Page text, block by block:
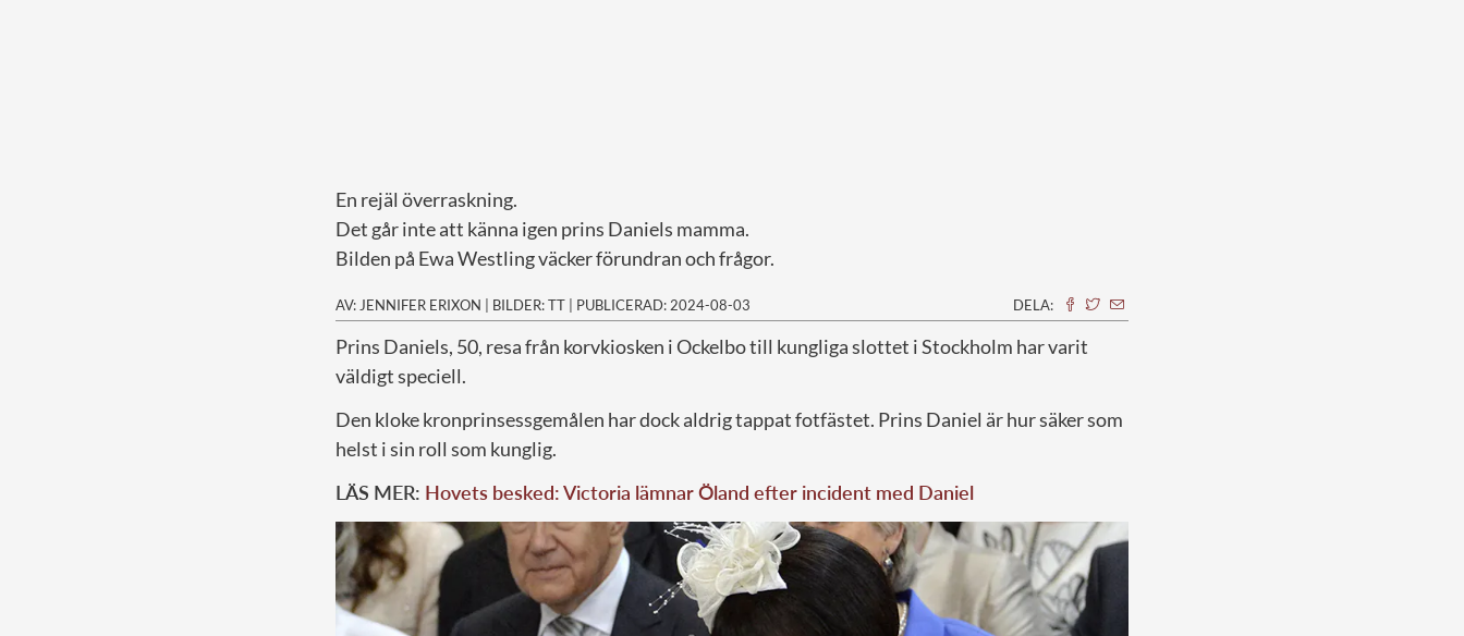
En rejäl överraskning.
Det går inte att känna igen prins Daniels mamma.
Bilden på Ewa Westling väcker förundran och frågor.
AV: JENNIFER ERIXON | BILDER: TT | PUBLICERAD: 2024-08-03 DELA:
Prins Daniels, 50, resa från korvkiosken i Ockelbo till kungliga slottet i Stockholm har varit
väldigt speciell.
Den kloke kronprinsessgemålen har dock aldrig tappat fotfästet. Prins Daniel är hur säker som
helst i sin roll som kunglig.
LÄS MER: Hovets besked: Victoria lämnar Öland efter incident med Daniel